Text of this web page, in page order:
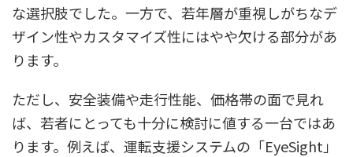
な選択肢でした。一方で、若年層が重視しがちなデ
ザイン性やカスタマイズ性にはやや欠ける部分があ
ります。
ただし、安全装備や走行性能、価格帯の面で見れ
ば、若者にとっても十分に検討に値する一台ではあ
ります。例えば、運転支援システムの「EyeSight」